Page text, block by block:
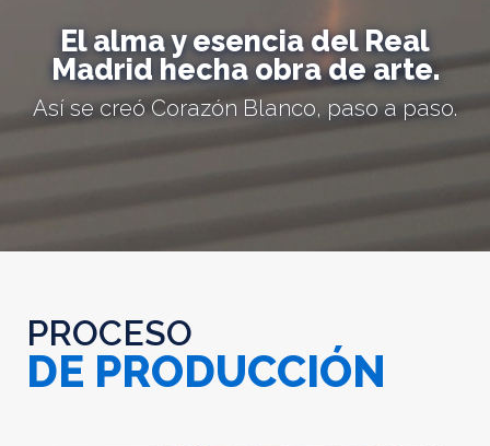
El alma y esencia del Real
Madrid hecha obra de arte.
Así se creó Corazón Blanco, paso a paso.
PROCESO
DE PRODUCCIÓN